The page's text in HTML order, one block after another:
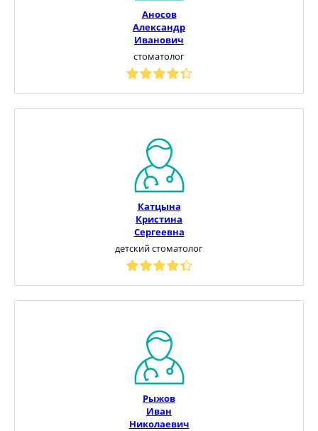
Аносов
Александр
Иванович
стоматолог
Катцына
Кристина
Сергеевна
детский стоматолог
Рыжов
Иван
Николаевич